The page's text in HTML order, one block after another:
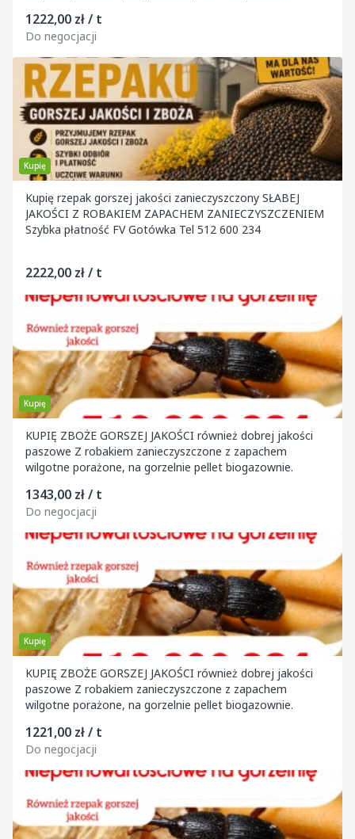
1222,00 zł / t
Do negocjacji
Kupię
Kupię rzepak gorszej jakości zanieczyszczony SŁABEJ
JAKOŚCI Z ROBAKIEM ZAPACHEM ZANIECZYSZCZENIEM
Szybka płatność FV Gotówka Tel 512 600 234
2222,00 zł / t
Kupię
KUPIĘ ZBOŻE GORSZEJ JAKOŚCI również dobrej jakości
paszowe Z robakiem zanieczyszczone z zapachem
wilgotne porażone, na gorzelnie pellet biogazownie.
1343,00 zł / t
Do negocjacji
Kupię
KUPIĘ ZBOŻE GORSZEJ JAKOŚCI również dobrej jakości
paszowe Z robakiem zanieczyszczone z zapachem
wilgotne porażone, na gorzelnie pellet biogazownie.
1221,00 zł / t
Do negocjacji